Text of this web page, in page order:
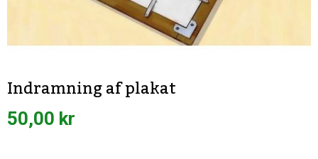
Indramning af plakat
50,00 kr